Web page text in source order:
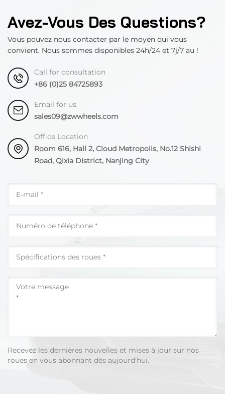
Avez-Vous Des Questions?
Vous pouvez nous contacter par le moyen qui vous
convient. Nous sommes disponibles 24h/24 et 7j/7 au !
Call for consultation
+86 (0)25 84725893
Email for us
sales09@zwwheels.com
Office Location
Room 616, Hall 2, Cloud Metropolis, No.12 Shishi
Road, Qixia District, Nanjing City
Recevez les dernières nouvelles et mises à jour sur nos
roues en vous abonnant dès aujourd'hui.